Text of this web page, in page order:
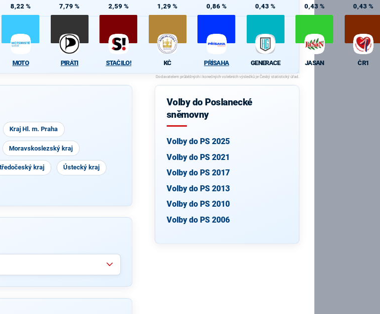
8,22 %
MOTO
7,79 %
PIRÁTI
2,59 %
STAČILO!
1,29 %
KČ
0,86 %
PŘÍSAHA
0,43 %
GENERACE
0,43 %
JASAN
0,43 %
ČR1
Kraj Hl. m. Praha
Moravskoslezský kraj
kraj Ústecký kraj
Volby do Poslanecké
sněmovny
Volby do PS 2025
Volby do PS 2021
Volby do PS 2017
Volby do PS 2013
Volby do PS 2010
Volby do PS 2006